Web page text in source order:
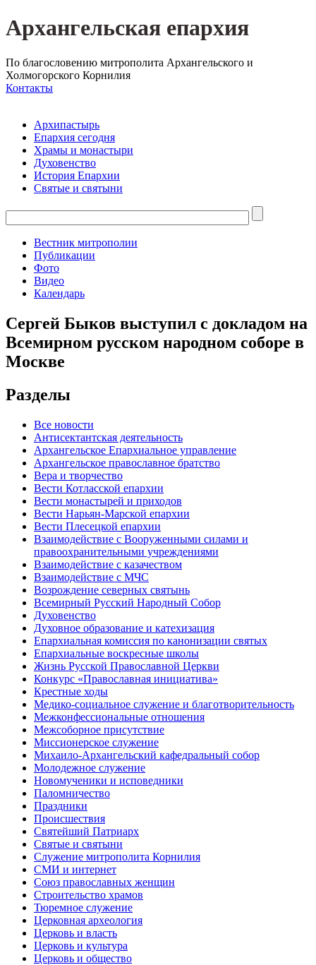
Архангельская епархия
По благословению митрополита Архангельского и
Холмогорского Корнилия
Контакты
Архипастырь
Епархия сегодня
Храмы и монастыри
Духовенство
История Епархии
Святые и святыни
Вестник митрополии
Публикации
Фото
Видео
Календарь
Сергей Быков выступил с докладом на
Всемирном русском народном соборе в
Москве
Разделы
Все новости
Антисектантская деятельность
Архангельское Епархиальное управление
Архангельское православное братство
Вера и творчество
Вести Котласской епархии
Вести монастырей и приходов
Вести Нарьян-Марской епархии
Вести Плесецкой епархии
Взаимодействие с Вооруженными силами и
правоохранительными учреждениями
Взаимодействие с казачеством
Взаимодействие с МЧС
Возрождение северных святынь
Всемирный Русский Народный Собор
Духовенство
Духовное образование и катехизация
Епархиальная комиссия по канонизации святых
Епархиальные воскресные школы
Жизнь Русской Православной Церкви
Конкурс «Православная инициатива»
Крестные ходы
Медико-социальное служение и благотворительность
Межконфессиональные отношения
Межсоборное присутствие
Миссионерское служение
Михаило-Архангельский кафедральный собор
Молодежное служение
Новомученики и исповедники
Паломничество
Праздники
Происшествия
Святейший Патриарх
Святые и святыни
Служение митрополита Корнилия
СМИ и интернет
Союз православных женщин
Строительство храмов
Тюремное служение
Церковная археология
Церковь и власть
Церковь и культура
Церковь и общество